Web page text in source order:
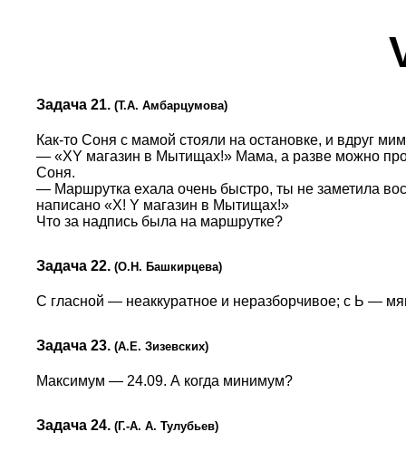
Задача 21. (Т.А. Амбарцумова)
Как-то Соня с мамой стояли на остановке, и вдруг
— «XY магазин в Мытищах!» Мама, а разве можно
Соня.
— Маршрутка ехала очень быстро, ты не заметила
написано «X! Y магазин в Мытищах!»
Что за надпись была на маршрутке?
Задача 22. (О.Н. Башкирцева)
С гласной — неаккуратное и неразборчивое; с Ь —
Задача 23. (А.Е. Зизевских)
Максимум — 24.09. А когда минимум?
Задача 24. (Г.-А. А. Тулубьев)